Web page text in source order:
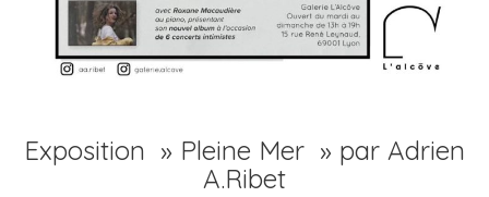
Exposition » Pleine Mer » par Adrien
A.Ribet